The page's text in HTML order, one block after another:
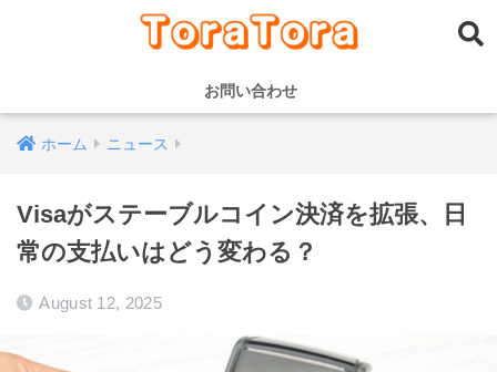
お問い合わせ
ホーム ニュース
Visaがステーブルコイン決済を拡張、日
常の支払いはどう変わる？
August 12, 2025